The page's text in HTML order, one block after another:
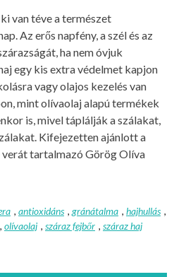
van téve a természet
Az erős napfény, a szél és az
ha nem óvjuk
egy kis extra védelmet kapjon
vagy olajos kezelés van
mint olívaolaj alapú termékek
is, mivel táplálják a szálakat,
Kifejezetten ajánlott a
tartalmazó Görög Olíva
, antioxidáns , gránátalma , hajhullás ,
, olívaolaj , száraz fejbőr , száraz haj